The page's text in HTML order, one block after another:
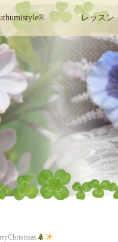
レッスン